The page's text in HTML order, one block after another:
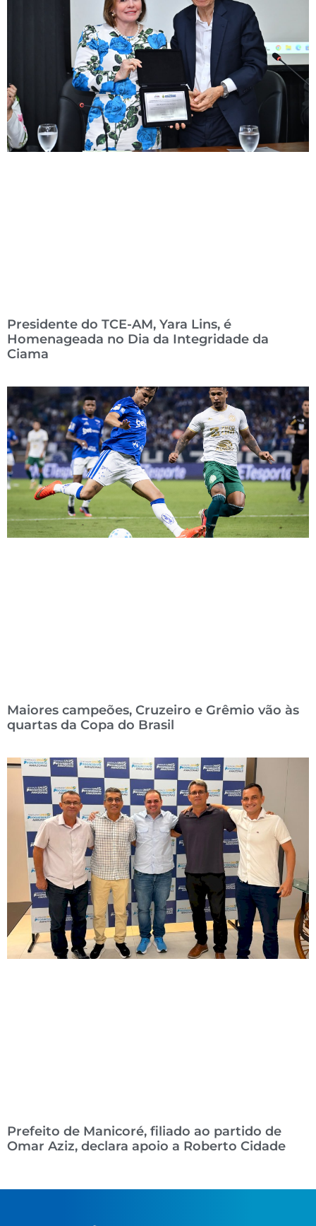
Presidente do TCE-AM, Yara Lins, é
Homenageada no Dia da Integridade da
Ciama
Maiores campeões, Cruzeiro e Grêmio vão às
quartas da Copa do Brasil
Prefeito de Manicoré, filiado ao partido de
Omar Aziz, declara apoio a Roberto Cidade